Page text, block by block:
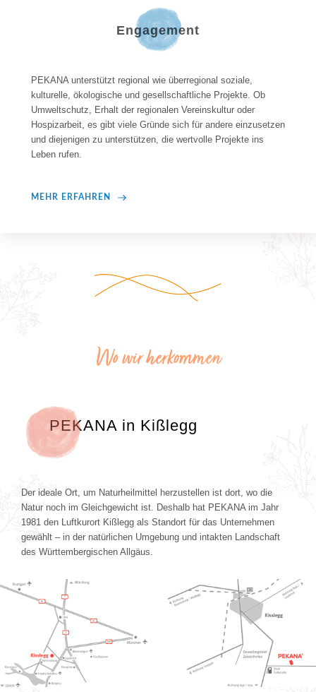
Engagement
PEKANA unterstützt regional wie überregional soziale,
kulturelle, ökologische und gesellschaftliche Projekte. Ob
Umweltschutz, Erhalt der regionalen Vereinskultur oder
Hospizarbeit, es gibt viele Gründe sich für andere einzusetzen
und diejenigen zu unterstützen, die wertvolle Projekte ins
Leben rufen.
MEHR ERFAHREN
Wo wir herkommen
PEKANA in Kißlegg
Der ideale Ort, um Naturheilmittel herzustellen ist dort, wo die
Natur noch im Gleichgewicht ist. Deshalb hat PEKANA im Jahr
1981 den Luftkurort Kißlegg als Standort für das Unternehmen
gewählt – in der natürlichen Umgebung und intakten Landschaft
des Württembergischen Allgäus.